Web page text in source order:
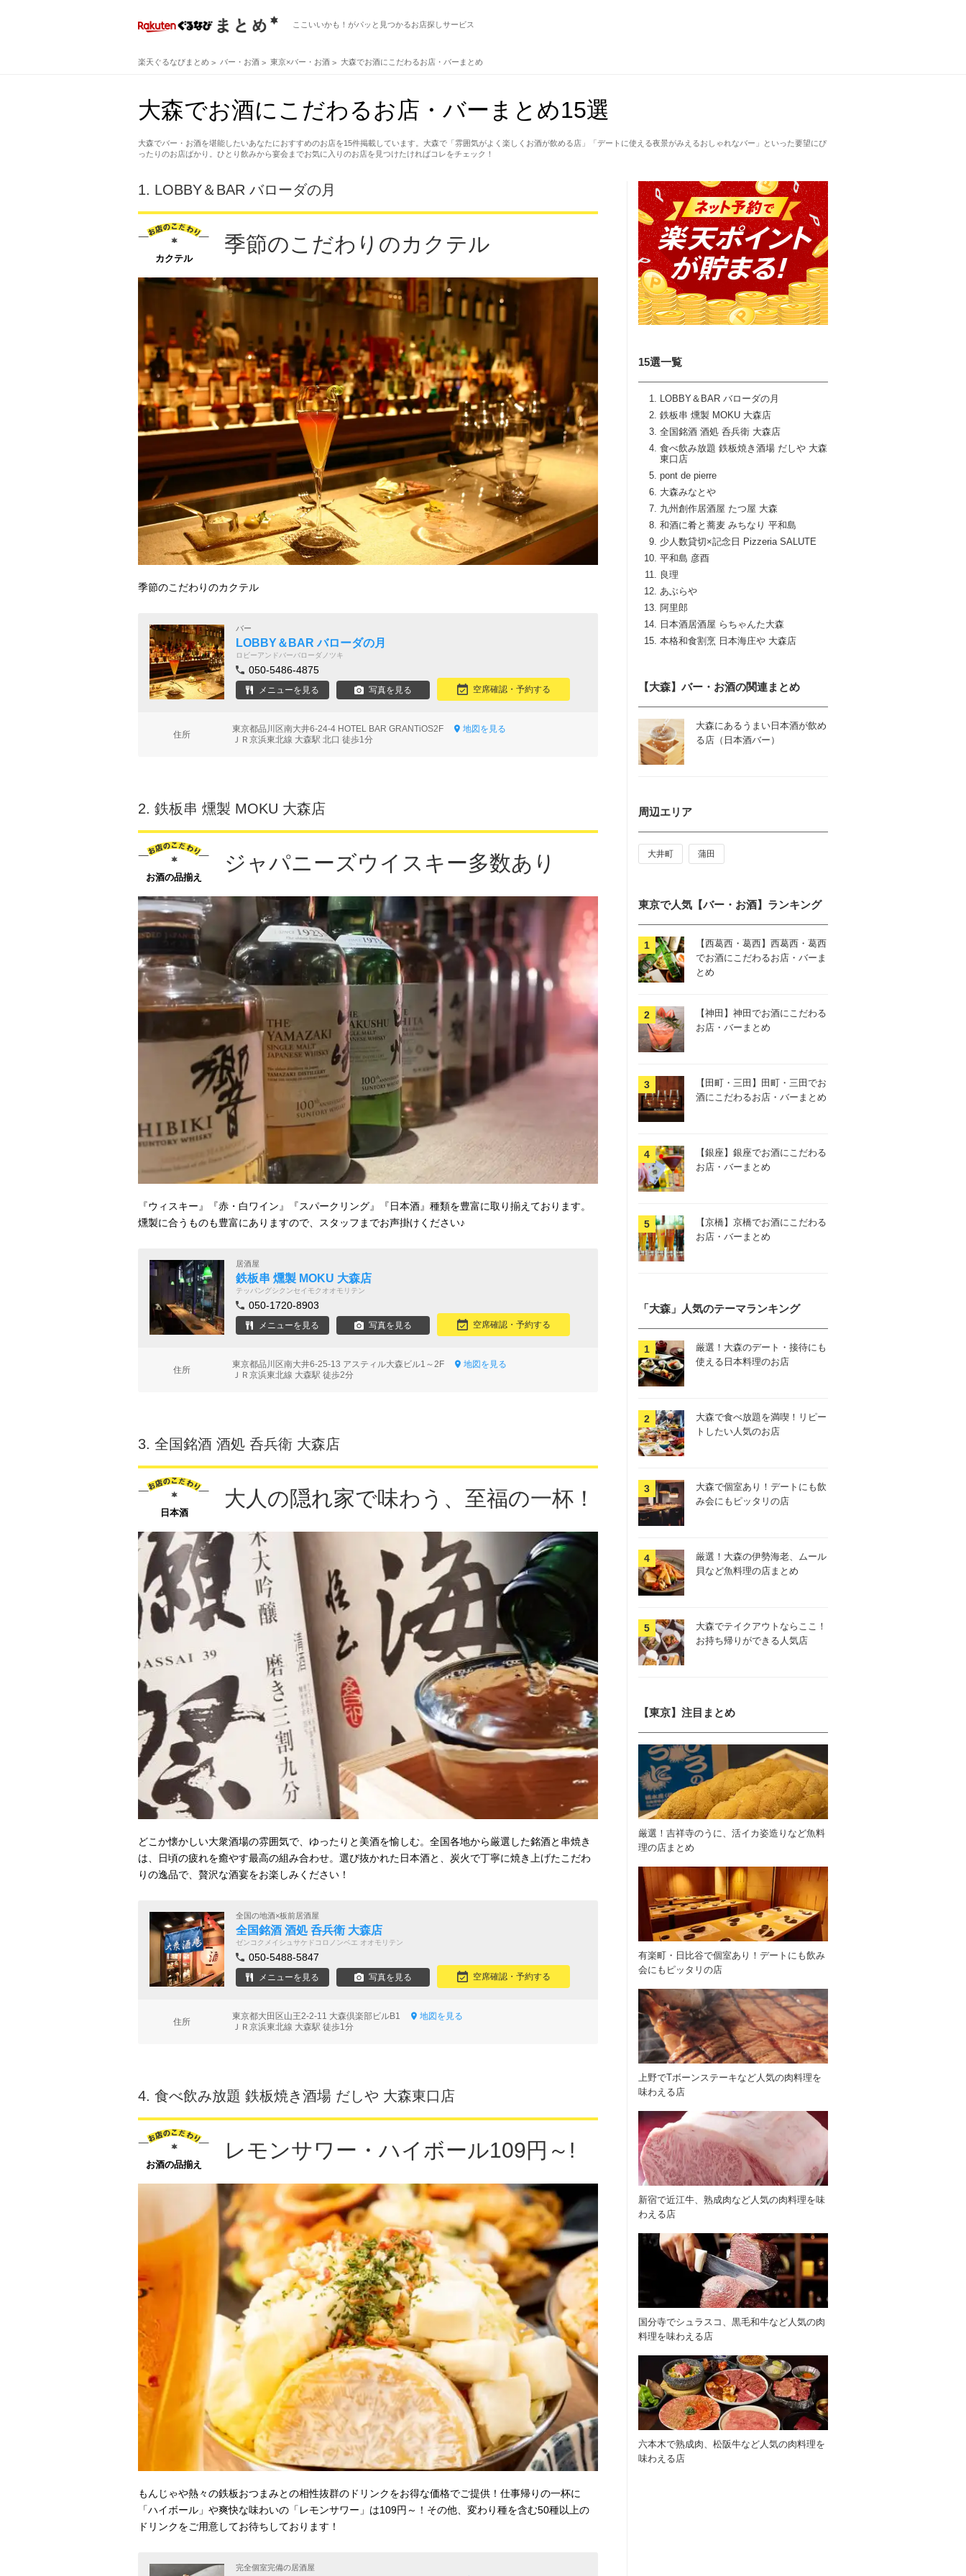
ここいいかも！がパッと見つかるお店探しサービス
楽天ぐるなびまとめ バー・お酒 東京×バー・お酒 大森でお酒にこだわるお店・バーまとめ
大森でお酒にこだわるお店・バーまとめ15選
大森でバー・お酒を堪能したいあなたにおすすめのお店を15件掲載しています。大森で「雰囲気がよく楽しくお酒が飲める店」「デートに使える夜景がみえるおしゃれなバー」といった要望にぴ
ったりのお店ばかり。ひとり飲みから宴会までお気に入りのお店を見つけたければコレをチェック！
15選一覧
LOBBY＆BAR バローダの月
鉄板串 燻製 MOKU 大森店
全国銘酒 酒処 呑兵衛 大森店
食べ飲み放題 鉄板焼き酒場 だしや 大森
東口店
pont de pierre
大森みなとや
九州創作居酒屋 たつ屋 大森
和酒に肴と蕎麦 みちなり 平和島
少人数貸切×記念日 Pizzeria SALUTE
平和島 彦酉
良理
あぶらや
阿里郎
日本酒居酒屋 らちゃんた大森
本格和食割烹 日本海庄や 大森店
1. LOBBY＆BAR バローダの月
カクテル
季節のこだわりのカクテル
季節のこだわりのカクテル
バー
LOBBY＆BAR バローダの月
ロビーアンドバーバローダノツキ
050-5486-4875
メニューを見る 写真を見る 空席確認・予約する
住所
東京都品川区南大井6-24-4 HOTEL BAR GRANTiOS2F
地図を見る
ＪＲ京浜東北線 大森駅 北口 徒歩1分
2. 鉄板串 燻製 MOKU 大森店
お酒の品揃え
ジャパニーズウイスキー多数あり
『ウィスキー』『赤・白ワイン』『スパークリング』『日本酒』種類を豊富に取り揃えております。
燻製に合うものも豊富にありますので、スタッフまでお声掛けください♪
居酒屋
鉄板串 燻製 MOKU 大森店
テッパングシクンセイモクオオモリテン
050-1720-8903
メニューを見る 写真を見る 空席確認・予約する
住所
東京都品川区南大井6-25-13 アスティル大森ビル1～2F
地図を見る
ＪＲ京浜東北線 大森駅 徒歩2分
3. 全国銘酒 酒処 呑兵衛 大森店
日本酒
大人の隠れ家で味わう、至福の一杯！
どこか懐かしい大衆酒場の雰囲気で、ゆったりと美酒を愉しむ。全国各地から厳選した銘酒と串焼き
は、日頃の疲れを癒やす最高の組み合わせ。選び抜かれた日本酒と、炭火で丁寧に焼き上げたこだわ
りの逸品で、贅沢な酒宴をお楽しみください！
全国の地酒×板前居酒屋
全国銘酒 酒処 呑兵衛 大森店
ゼンコクメイシュサケドコロノンベエ オオモリテン
050-5488-5847
メニューを見る 写真を見る 空席確認・予約する
住所
東京都大田区山王2-2-11 大森倶楽部ビルB1
地図を見る
ＪＲ京浜東北線 大森駅 徒歩1分
4. 食べ飲み放題 鉄板焼き酒場 だしや 大森東口店
お酒の品揃え
レモンサワー・ハイボール109円～!
もんじゃや熱々の鉄板おつまみとの相性抜群のドリンクをお得な価格でご提供！仕事帰りの一杯に
「ハイボール」や爽快な味わいの「レモンサワー」は109円～！その他、変わり種を含む50種以上の
ドリンクをご用意してお待ちしております！
完全個室完備の居酒屋
【大森】バー・お酒の関連まとめ
大森にあるうまい日本酒が飲め
る店（日本酒バー）
周辺エリア
大井町 蒲田
東京で人気【バー・お酒】ランキング
【西葛西・葛西】西葛西・葛西
でお酒にこだわるお店・バーま
とめ
【神田】神田でお酒にこだわる
お店・バーまとめ
【田町・三田】田町・三田でお
酒にこだわるお店・バーまとめ
【銀座】銀座でお酒にこだわる
お店・バーまとめ
【京橋】京橋でお酒にこだわる
お店・バーまとめ
「大森」人気のテーマランキング
厳選！大森のデート・接待にも
使える日本料理のお店
大森で食べ放題を満喫！リピー
トしたい人気のお店
大森で個室あり！デートにも飲
み会にもピッタリの店
厳選！大森の伊勢海老、ムール
貝など魚料理の店まとめ
大森でテイクアウトならここ！
お持ち帰りができる人気店
【東京】注目まとめ
厳選！吉祥寺のうに、活イカ姿造りなど魚料
理の店まとめ
有楽町・日比谷で個室あり！デートにも飲み
会にもピッタリの店
上野でTボーンステーキなど人気の肉料理を
味わえる店
新宿で近江牛、熟成肉など人気の肉料理を味
わえる店
国分寺でシュラスコ、黒毛和牛など人気の肉
料理を味わえる店
六本木で熟成肉、松阪牛など人気の肉料理を
味わえる店